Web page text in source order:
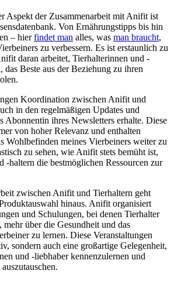
Aspekt der Zusammenarbeit mit⁤ Anifit ist
Von Ernährungstipps bis hin
– hierfindet man alles, was man braucht,
zu verbessern.​ Es ist erstaunlich zu
daran arbeitet, Tierhalterinnen ‌und -
‌das Beste aus der Beziehung ‍zu ihren
‍Koordination zwischen Anifit ‍und
in den ‌regelmäßigen ​Updates ‍und
Abonnentin ‍ihres Newsletters erhalte.‍ Diese‍
von hoher ⁢Relevanz‌ und enthalten
Wohlbefinden⁣ meines‍ Vierbeiners weiter zu⁣
zu ‍sehen, wie Anifit stets bemüht ⁣ist,‌
-haltern die bestmöglichen ‍Ressourcen zur
zwischen Anifit und Tierhaltern geht
hinaus. ‌Anifit organisiert
⁢und Schulungen, bei denen ⁤Tierhalter
über die Gesundheit und das
zu lernen. Diese Veranstaltungen
⁢sondern auch⁤ eine⁢ großartige Gelegenheit,
und ⁢-liebhaber kennenzulernen und